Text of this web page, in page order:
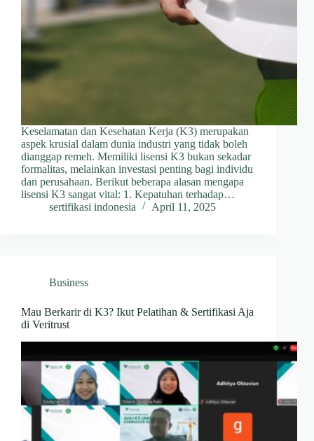
Keselamatan dan Kesehatan Kerja (K3) merupakan
aspek krusial dalam dunia industri yang tidak boleh
dianggap remeh. Memiliki lisensi K3 bukan sekadar
formalitas, melainkan investasi penting bagi individu
dan perusahaan. Berikut beberapa alasan mengapa
lisensi K3 sangat vital:​ 1. Kepatuhan terhadap…
sertifikasi indonesia
April 11, 2025
Business
Mau Berkarir di K3? Ikut Pelatihan & Sertifikasi Aja
di Veritrust